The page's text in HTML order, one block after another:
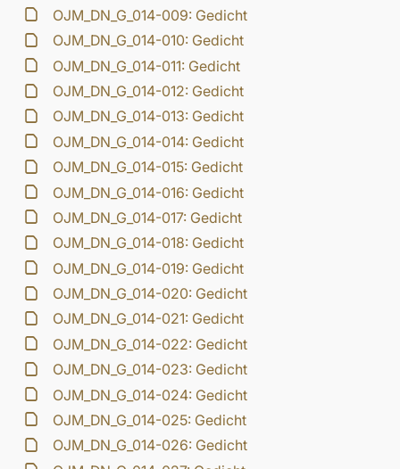
OJM_DN_G_014-009: Gedicht
OJM_DN_G_014-010: Gedicht
OJM_DN_G_014-011: Gedicht
OJM_DN_G_014-012: Gedicht
OJM_DN_G_014-013: Gedicht
OJM_DN_G_014-014: Gedicht
OJM_DN_G_014-015: Gedicht
OJM_DN_G_014-016: Gedicht
OJM_DN_G_014-017: Gedicht
OJM_DN_G_014-018: Gedicht
OJM_DN_G_014-019: Gedicht
OJM_DN_G_014-020: Gedicht
OJM_DN_G_014-021: Gedicht
OJM_DN_G_014-022: Gedicht
OJM_DN_G_014-023: Gedicht
OJM_DN_G_014-024: Gedicht
OJM_DN_G_014-025: Gedicht
OJM_DN_G_014-026: Gedicht